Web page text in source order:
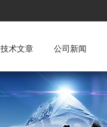
技术文章 公司新闻